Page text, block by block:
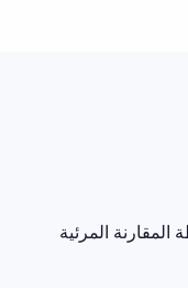
المقارنة المرئية